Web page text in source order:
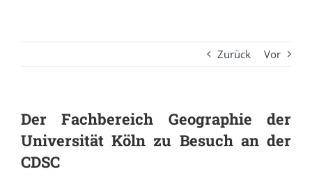
Zurück Vor
Der Fachbereich Geographie der
Universität Köln zu Besuch an der
CDSC